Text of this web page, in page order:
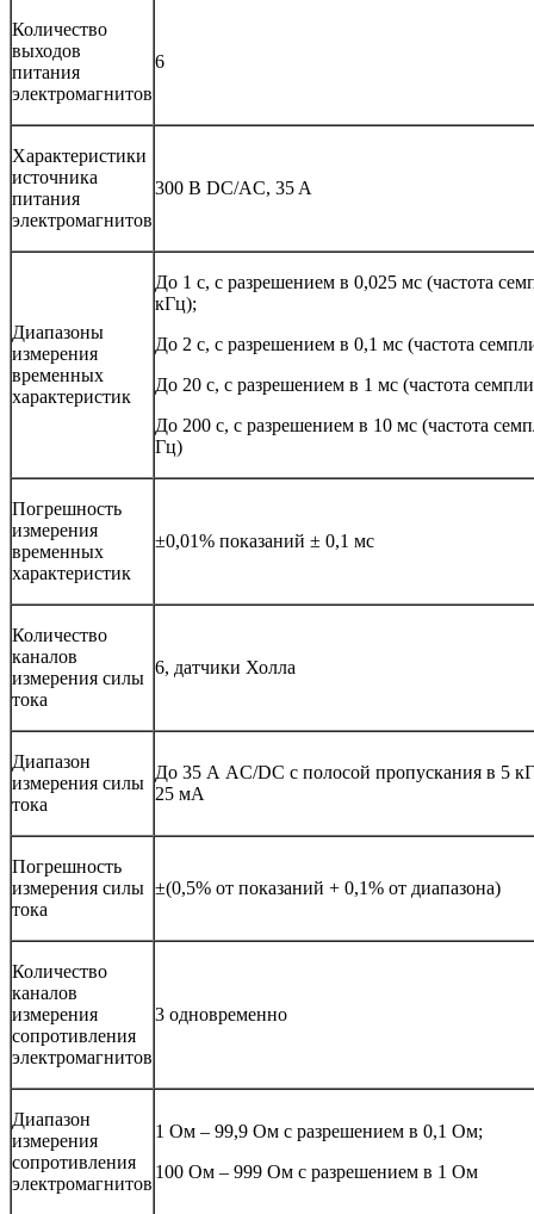
Количество
выходов
питания
электромагнитов
6
Характеристики
источника
питания
электромагнитов
300 В DC/AC, 35 A
Диапазоны
измерения
временных
характеристик
До 1 с, с разрешением в 0,025 мс (частота
кГц);
До 2 с, с разрешением в 0,1 мс (частота
До 20 с, с разрешением в 1 мс (частота
До 200 с, с разрешением в 10 мс (частота
Гц)
Погрешность
измерения
временных
характеристик
±0,01% показаний ± 0,1 мс
Количество
каналов
измерения силы
тока
6, датчики Холла
Диапазон
измерения силы
тока
До 35 А AC/DC с полосой пропускания в 5
25 мА
Погрешность
измерения силы
тока
±(0,5% от показаний + 0,1% от диапазона)
Количество
каналов
измерения
сопротивления
электромагнитов
3 одновременно
Диапазон
измерения
сопротивления
электромагнитов
1 Ом – 99,9 Ом с разрешением в 0,1 Ом;
100 Ом – 999 Ом с разрешением в 1 Ом